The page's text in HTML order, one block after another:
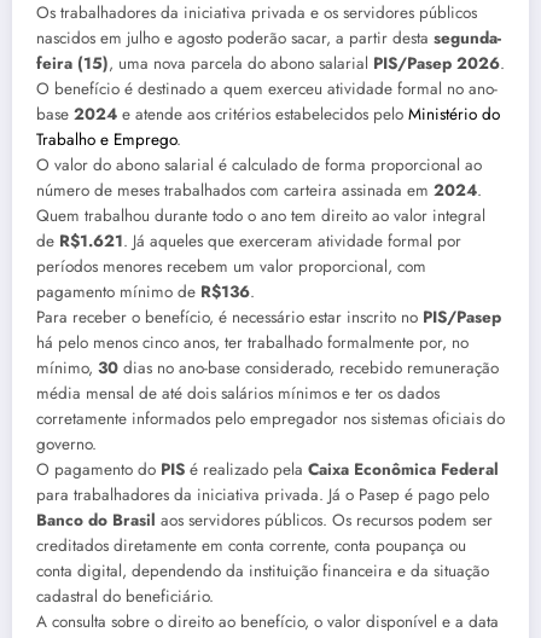
Os trabalhadores da iniciativa privada e os servidores públicos
nascidos em julho e agosto poderão sacar, a partir desta segunda-
feira (15), uma nova parcela do abono salarial PIS/Pasep 2026.
O benefício é destinado a quem exerceu atividade formal no ano-
base 2024 e atende aos critérios estabelecidos pelo Ministério do
Trabalho e Emprego.
O valor do abono salarial é calculado de forma proporcional ao
número de meses trabalhados com carteira assinada em 2024.
Quem trabalhou durante todo o ano tem direito ao valor integral
de R$1.621. Já aqueles que exerceram atividade formal por
períodos menores recebem um valor proporcional, com
pagamento mínimo de R$136.
Para receber o benefício, é necessário estar inscrito no PIS/Pasep
há pelo menos cinco anos, ter trabalhado formalmente por, no
mínimo, 30 dias no ano-base considerado, recebido remuneração
média mensal de até dois salários mínimos e ter os dados
corretamente informados pelo empregador nos sistemas oficiais do
governo.
O pagamento do PIS é realizado pela Caixa Econômica Federal
para trabalhadores da iniciativa privada. Já o Pasep é pago pelo
Banco do Brasil aos servidores públicos. Os recursos podem ser
creditados diretamente em conta corrente, conta poupança ou
conta digital, dependendo da instituição financeira e da situação
cadastral do beneficiário.
A consulta sobre o direito ao benefício, o valor disponível e a data